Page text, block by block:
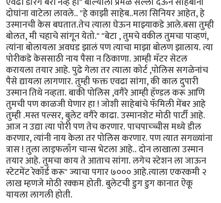
दोघांना वाटेला लावले.. "हे काझी साहेब..मला सिनियर आहेत, हे
उस्मानची केस बघतात.तेच त्याला घेऊन माझ्याकडे आले.बसा तुम्ही
बोलत, मी चहाचे सांगून येतो." "बेटा , तुमचे वकील तुमचा पाव्हणं,
त्यांना बोलायला अवघड झालं पण त्याचा माझा बोलण झालाय. त्या
पोरीकडे केससाठी नाय पैसा न ठिकाणा. आम्ही मॅटर सेटल
करायला तयार आहे. पुढे गेला तर त्याला कोर्ट ,पोलिस सगळेनांच
पैसे द्यायला लागणार. तुम्ही फक्त एवढा सांगा, की काल दुपारी
उस्मान तिथे नव्हता. बाकी पोलिस ,वगैरे आम्ही हॅण्डल करू आणि
तुमची पण काळजी घेणार हा ! जोशी साहेबांचे फॅमिली मेंबर आहे
तुम्ही .मस्त पल्सर, बुलेट वगैरे काढा. उस्मानशेट मोठी पार्टी आहे.
आज न उद्या त्या पोरी पण तेच करणार. पाचपाच्च्चीस मध्ये डील
करणार, त्यांनी नाय केला तर पोलिस करणार. पण त्यात सगळ्यांना
त्रास ! तुला लाइफलाँग चान्स भेटला आहे.. दोन लाखाला उस्मान
तयार आहे. तुमचा काय ते आताच सांगा. लगेच स्टेशन ला जाऊन
स्टेटमेंट रेकॉर्ड करू" ज्याचा पगार ७००० आहे.त्याला एकरकमी २
लाख म्हणजे मोठी रक्कम होती. बुलेटची डुग डुग कानात ऐकू
यायला लागली होती.